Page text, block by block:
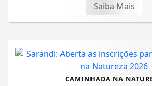
Saiba Mais
CAMINHADA NA